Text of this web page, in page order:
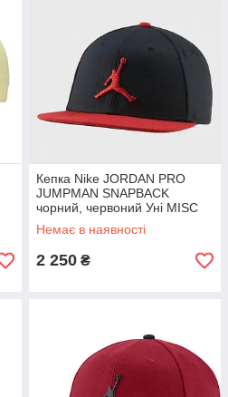
Кепка Nike JORDAN PRO
JUMPMAN SNAPBACK
чорний, червоний Уні MISC
Немає в наявності
2 250 ₴